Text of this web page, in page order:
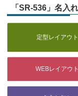
「SR-536」名入